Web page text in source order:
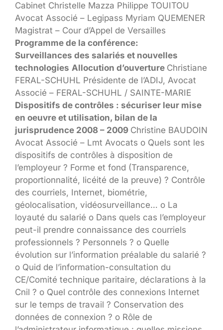
Cabinet Christelle Mazza Philippe TOUITOU
Avocat Associé – Legipass Myriam QUEMENER
Magistrat – Cour d’Appel de Versailles
Programme de la conférence:
Surveillances des salariés et nouvelles
technologies Allocution d’ouverture Christiane
FERAL-SCHUHL Présidente de l’ADIJ, Avocat
Associé – FERAL-SCHUHL / SAINTE-MARIE
Dispositifs de contrôles : sécuriser leur mise
en oeuvre et utilisation, bilan de la
jurisprudence 2008 – 2009 Christine BAUDOIN
Avocat Associé – Lmt Avocats o Quels sont les
dispositifs de contrôles à disposition de
l’employeur ? Forme et fond (Transparence,
proportionnalité, licéité de la preuve) ? Contrôle
des courriels, Internet, biométrie,
géolocalisation, vidéosurveillance… o La
loyauté du salarié o Dans quels cas l’employeur
peut-il prendre connaissance des courriels
professionnels ? Personnels ? o Quelle
évolution sur l’information préalable du salarié ?
o Quid de l’information-consultation du
CE/Comité technique paritaire, déclarations à la
Cnil ? o Quel contrôle des connexions Internet
sur le temps de travail ? Conservation des
données de connexion ? o Rôle de